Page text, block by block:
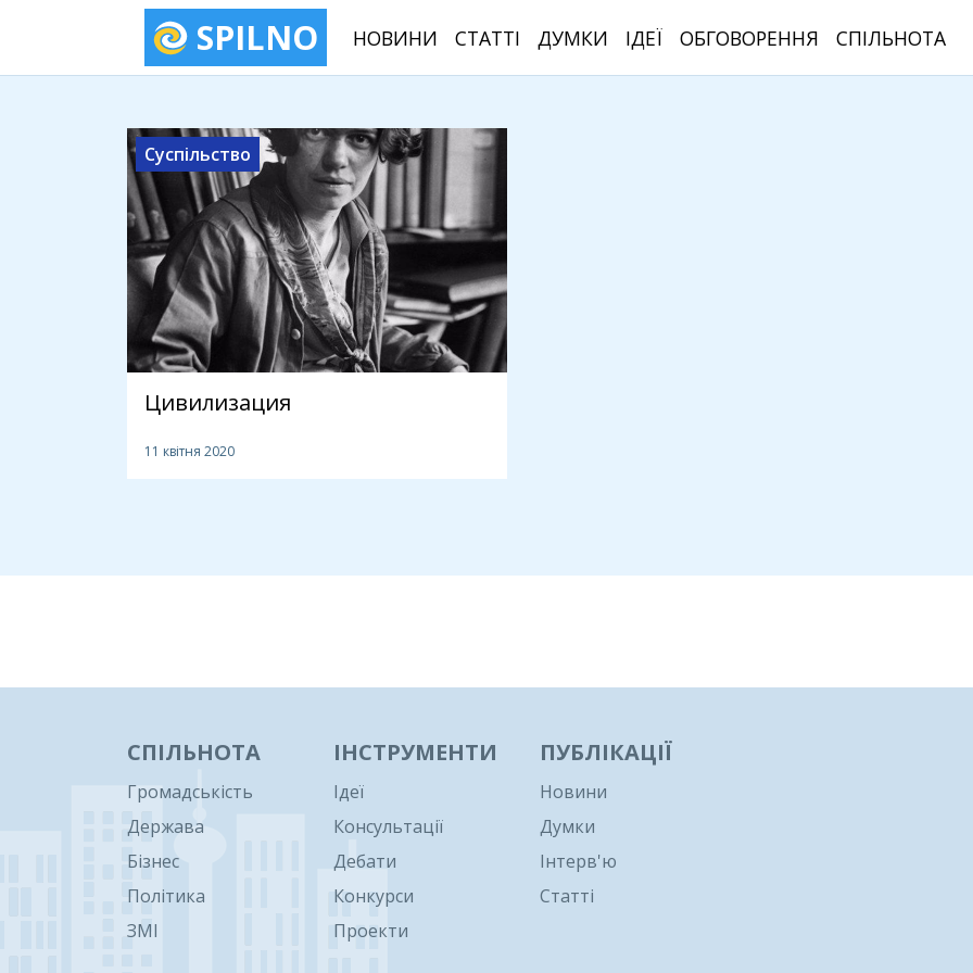
SPILNO НОВИНИ СТАТТІ ДУМКИ ІДЕЇ ОБГОВОРЕННЯ СПІЛЬНОТА
Суспільство
Цивилизация
11 квітня 2020
СПІЛЬНОТА
Громадськість
Держава
Бізнес
Політика
ЗМІ
ІНСТРУМЕНТИ
Ідеї
Консультації
Дебати
Конкурси
Проекти
ПУБЛІКАЦІЇ
Новини
Думки
Інтерв'ю
Статті